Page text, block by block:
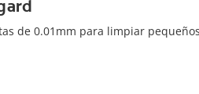
de 0.01mm para limpiar